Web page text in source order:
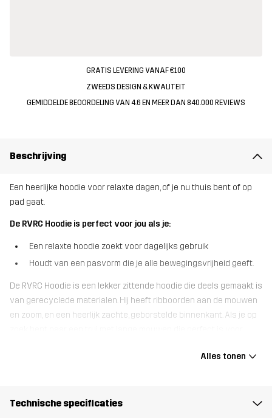
GRATIS LEVERING VANAF €100
ZWEEDS DESIGN & KWALITEIT
GEMIDDELDE BEOORDELING VAN 4.6 EN MEER DAN 840.000 REVIEWS
Beschrijving
Een heerlijke hoodie voor relaxte dagen, of je nu thuis bent of op
pad gaat.
De RVRC Hoodie is perfect voor jou als je:
Een relaxte hoodie zoekt voor dagelijks gebruik
Houdt van een pasvorm die je alle bewegingsvrijheid geeft.
De RVRC Hoodie is een lekker zittende hoodie die deels gemaakt is
van gerecyclede materialen. Hij heeft ribboorden aan de mouwen
en zoom, en een heerlijk zachte, geborstelde binnenkant. Als je op
Alles tonen
Technische specificaties